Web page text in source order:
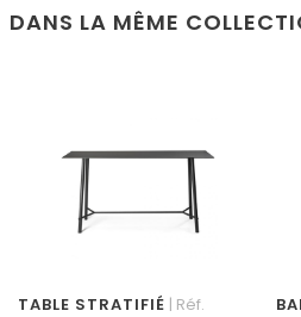
DANS LA MÊME
TABLE STRATIFIÉ | Réf.